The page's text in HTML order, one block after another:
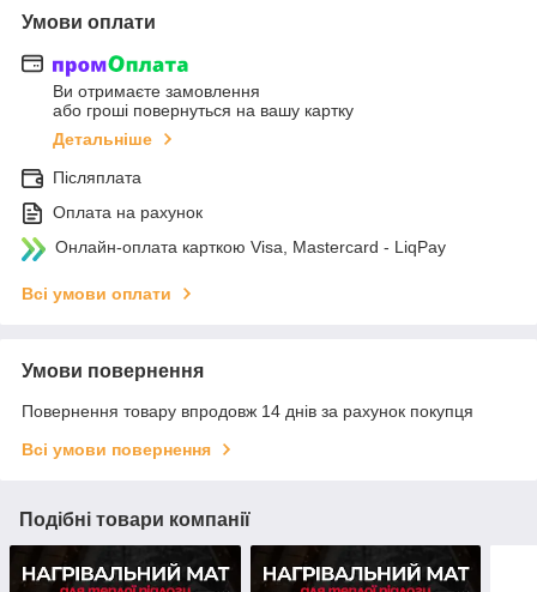
Умови оплати
Ви отримаєте замовлення
або гроші повернуться на вашу картку
Детальніше
Післяплата
Оплата на рахунок
Онлайн-оплата карткою Visa, Mastercard - LiqPay
Всі умови оплати
Умови повернення
Повернення товару впродовж 14 днів за рахунок покупця
Всі умови повернення
Подібні товари компанії